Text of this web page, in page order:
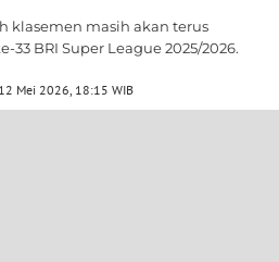
klasemen masih akan terus
BRI Super League 2025/2026.
Mei 2026, 18:15 WIB